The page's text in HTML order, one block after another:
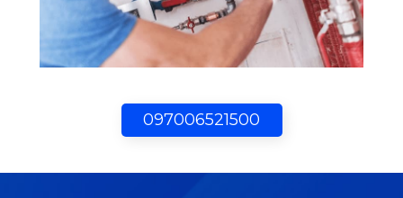
097006521500